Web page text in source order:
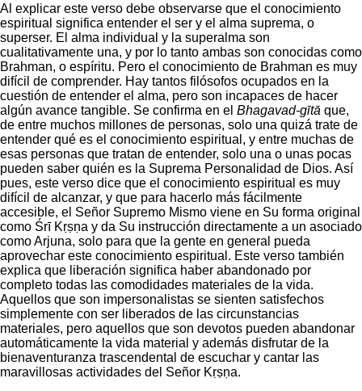
Al explicar este verso debe observarse que el conocimiento
espiritual significa entender el ser y el alma suprema, o
superser. El alma individual y la superalma son
cualitativamente una, y por lo tanto ambas son conocidas como
Brahman, o espíritu. Pero el conocimiento de Brahman es muy
difícil de comprender. Hay tantos filósofos ocupados en la
cuestión de entender el alma, pero son incapaces de hacer
algún avance tangible. Se confirma en el Bhagavad-gītā que,
de entre muchos millones de personas, solo una quizá trate de
entender qué es el conocimiento espiritual, y entre muchas de
esas personas que tratan de entender, solo una o unas pocas
pueden saber quién es la Suprema Personalidad de Dios. Así
pues, este verso dice que el conocimiento espiritual es muy
difícil de alcanzar, y que para hacerlo más fácilmente
accesible, el Señor Supremo Mismo viene en Su forma original
como Śrī Kṛṣṇa y da Su instrucción directamente a un asociado
como Arjuna, solo para que la gente en general pueda
aprovechar este conocimiento espiritual. Este verso también
explica que liberación significa haber abandonado por
completo todas las comodidades materiales de la vida.
Aquellos que son impersonalistas se sienten satisfechos
simplemente con ser liberados de las circunstancias
materiales, pero aquellos que son devotos pueden abandonar
automáticamente la vida material y además disfrutar de la
bienaventuranza trascendental de escuchar y cantar las
maravillosas actividades del Señor Kṛṣṇa.